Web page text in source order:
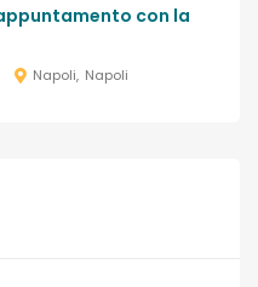
con la
Napoli Napoli